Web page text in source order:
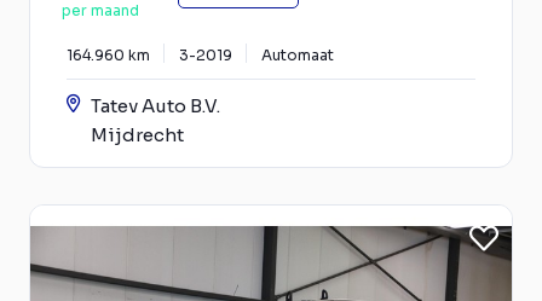
per maand
164.960 km 3-2019 Automaat
Tatev Auto B.V.
Mijdrecht